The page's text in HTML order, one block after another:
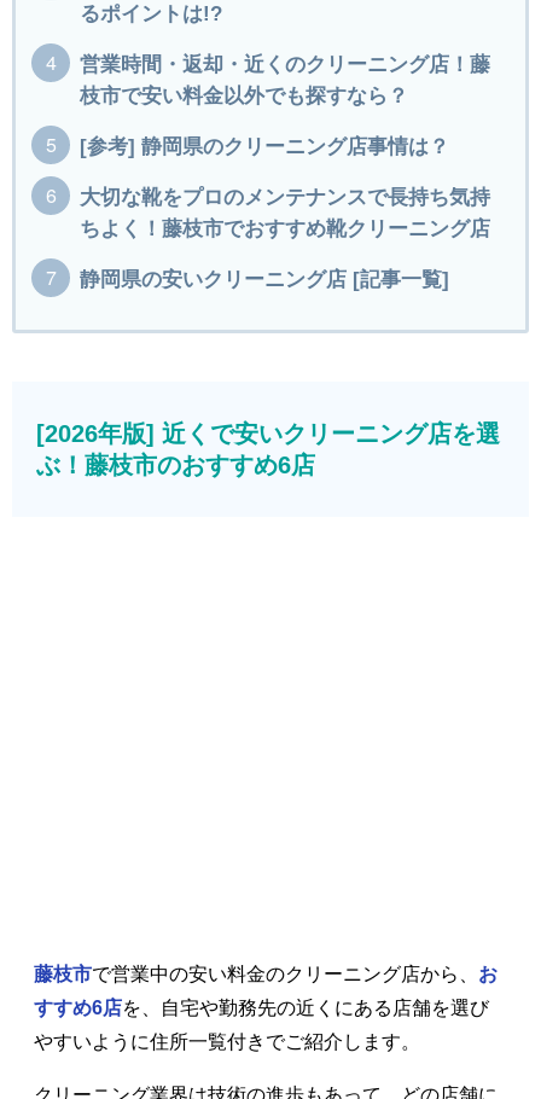
るポイントは!?
営業時間・返却・近くのクリーニング店！藤
枝市で安い料金以外でも探すなら？
[参考] 静岡県のクリーニング店事情は？
大切な靴をプロのメンテナンスで長持ち気持
ちよく！藤枝市でおすすめ靴クリーニング店
静岡県の安いクリーニング店 [記事一覧]
[2026年版] 近くで安いクリーニング店を選
ぶ！藤枝市のおすすめ6店
藤枝市で営業中の安い料金のクリーニング店から、 お
すすめ6店を、自宅や勤務先の近くにある店舗を選び
やすいように住所一覧付きでご紹介します。
クリーニング業界は技術の進歩もあって、どの店舗に